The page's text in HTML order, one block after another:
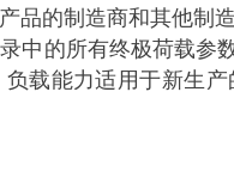
的制造商和其他制
中的所有终极荷载
载能力适用于新生